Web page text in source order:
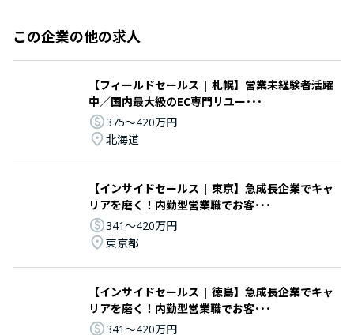
この企業の他の求人
【フィールドセールス | 札幌】営業未経験者活躍
中／国内最大級のEC専門リユー･･･
375〜420万円
北海道
【インサイドセールス | 東京】急成長企業でキャ
リアを磨く！内勤型営業職でお客･･･
341〜420万円
東京都
【インサイドセールス | 徳島】急成長企業でキャ
リアを磨く！内勤型営業職でお客･･･
341〜420万円